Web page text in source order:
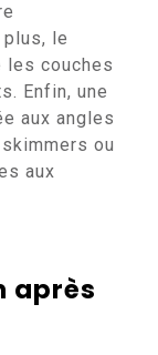
le
les couches
Enfin, une
aux angles
ou
aux
après